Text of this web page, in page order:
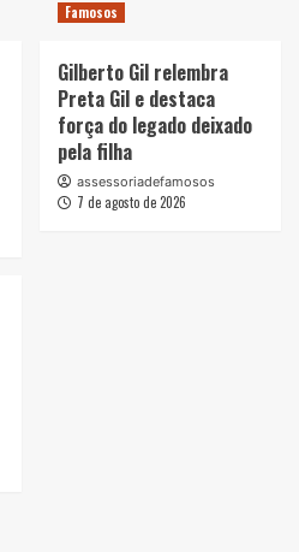
Famosos
Gilberto Gil relembra
Preta Gil e destaca
força do legado deixado
pela filha
assessoriadefamosos
7 de agosto de 2026